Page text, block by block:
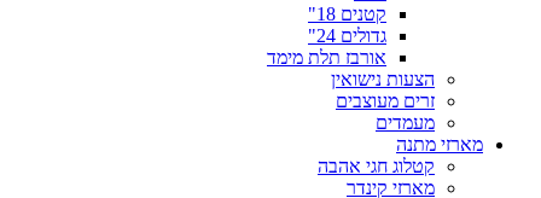
קטנים 18"
גדולים 24"
אורבז תלת מימד
הצעות נישואין
זרים מעוצבים
מעמדים
מארזי מתנה
קטלוג חגי אהבה
מארזי קינדר